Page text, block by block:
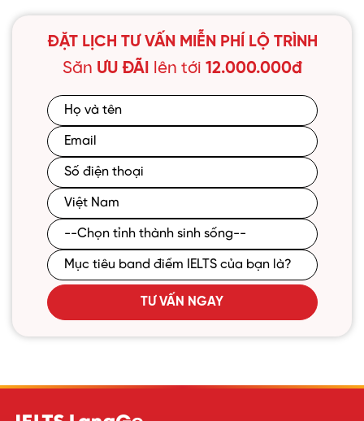
ĐẶT LỊCH TƯ VẤN MIỄN PHÍ LỘ TRÌNH
Săn ƯU ĐÃI lên tới 12.000.000đ
TƯ VẤN NGAY